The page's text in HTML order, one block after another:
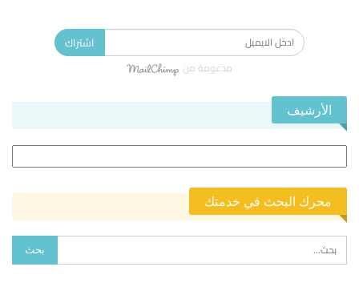
اشتراك
مدعومة من
الأرشيف
محرك البحث في خدمتك